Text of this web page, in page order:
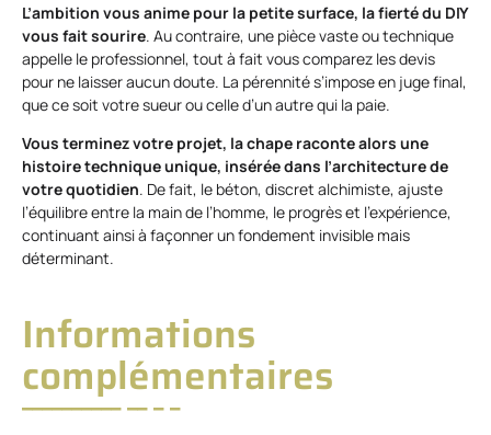
L’ambition vous anime pour la petite surface, la fierté du DIY
vous fait sourire. Au contraire, une pièce vaste ou technique
appelle le professionnel, tout à fait vous comparez les devis
pour ne laisser aucun doute. La pérennité s’impose en juge final,
que ce soit votre sueur ou celle d’un autre qui la paie.
Vous terminez votre projet, la chape raconte alors une
histoire technique unique, insérée dans l’architecture de
votre quotidien. De fait, le béton, discret alchimiste, ajuste
l’équilibre entre la main de l’homme, le progrès et l’expérience,
continuant ainsi à façonner un fondement invisible mais
déterminant.
Informations
complémentaires